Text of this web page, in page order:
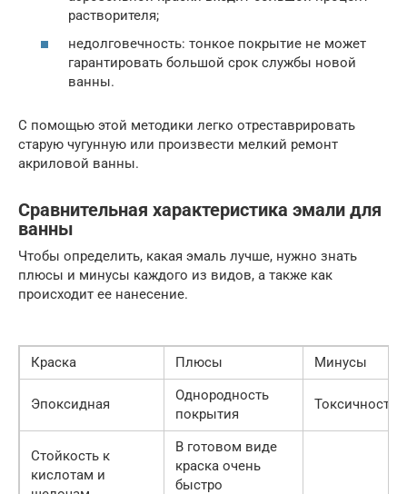
растворителя;
недолговечность: тонкое покрытие не может
гарантировать большой срок службы новой
ванны.
С помощью этой методики легко отреставрировать
старую чугунную или произвести мелкий ремонт
акриловой ванны.
Сравнительная характеристика эмали для
ванны
Чтобы определить, какая эмаль лучше, нужно знать
плюсы и минусы каждого из видов, а также как
происходит ее нанесение.
Краска Плюсы Минусы
Эпоксидная
Однородность
покрытия
Токсичность
Стойкость к
кислотам и
В готовом виде
краска очень
быстро